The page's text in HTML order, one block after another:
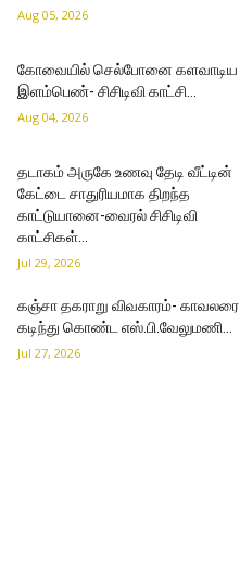
Aug 05, 2026
கோவையில் செல்போனை களவாடிய
இளம்பெண்- சிசிடிவி காட்சி…
Aug 04, 2026
தடாகம் அருகே உணவு தேடி வீட்டின்
கேட்டை சாதுரியமாக திறந்த
காட்டுயானை-வைரல் சிசிடிவி
காட்சிகள்…
Jul 29, 2026
கஞ்சா தகராறு விவகாரம்- காவலரை
கடிந்து கொண்ட எஸ்.பி.வேலுமணி…
Jul 27, 2026